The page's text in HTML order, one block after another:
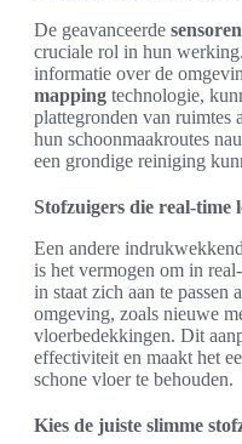
De geavanceerde sensoren
cruciale rol in hun
informatie over de
mapping technologie,
plattegronden van ruimtes
hun schoonmaakroutes
een grondige reiniging
Stofzuigers die real-time
Een andere
is het vermogen om in
in staat zich aan te passen
omgeving, zoals nieuwe
vloerbedekkingen. Dit
effectiviteit en maakt het
schone vloer te behouden.
Kies de juiste slimme